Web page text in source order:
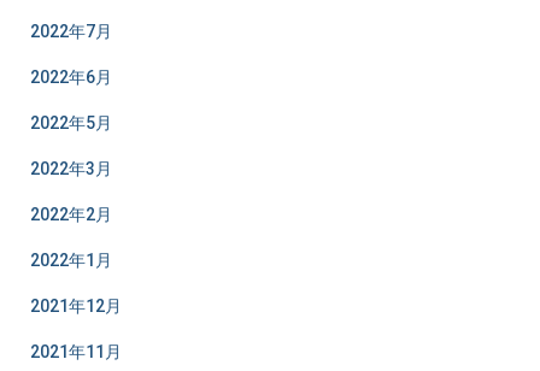
2022年7月
2022年6月
2022年5月
2022年3月
2022年2月
2022年1月
2021年12月
2021年11月